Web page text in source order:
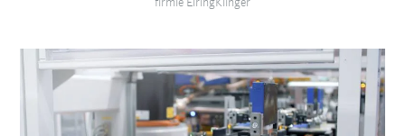
firmie ElringKlinger